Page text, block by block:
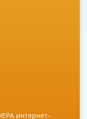
интернет-